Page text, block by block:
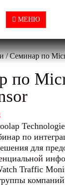
МЕНЮ
/Семинар по
по
по
для
Traffic